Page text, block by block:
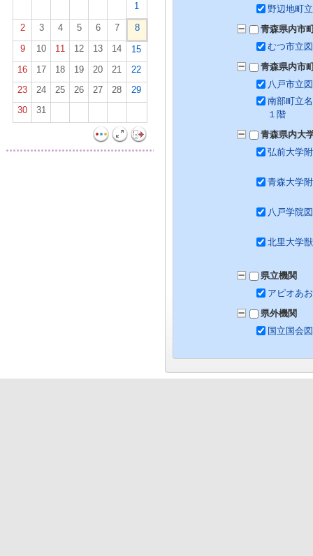
1
2 3 4 5 6 7
8
9
10 11 12 13 14
15
16
17 18 19 20 21
22
23
24 25 26 27 28
29
30
31
野辺地町
青森県内市
むつ市立
青森県内市
八戸市立
南部町立
１階
青森県内大
弘前大学
青森大学
八戸学院
北里大学
県立機関
アピオあ
県外機関
国立国会